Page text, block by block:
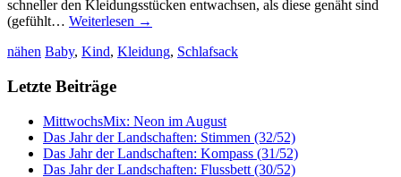
schneller den Kleidungsstücken entwachsen, als diese genäht sind
(gefühlt… Weiterlesen →
nähen Baby, Kind, Kleidung, Schlafsack
Letzte Beiträge
MittwochsMix: Neon im August
Das Jahr der Landschaften: Stimmen (32/52)
Das Jahr der Landschaften: Kompass (31/52)
Das Jahr der Landschaften: Flussbett (30/52)